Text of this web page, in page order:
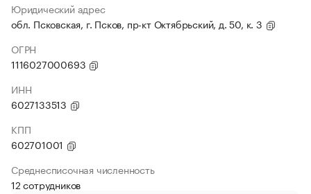
Юридический адрес
обл. Псковская, г. Псков, пр-кт Октябрьский, д. 50, к. 3
ОГРН
1116027000693
ИНН
6027133513
КПП
602701001
Среднесписочная численность
12 сотрудников